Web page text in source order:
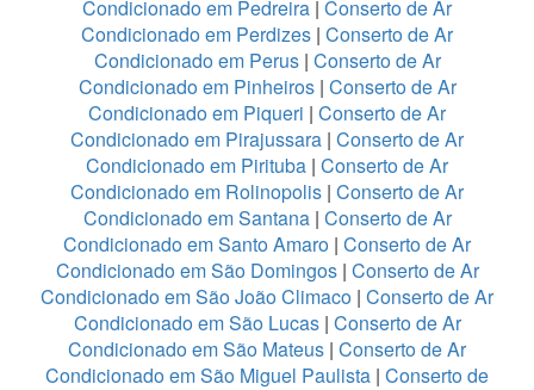
Condicionado em Pedreira | Conserto de Ar
Condicionado em Perdizes | Conserto de Ar
Condicionado em Perus| Conserto de Ar
Condicionado em Pinheiros| Conserto de Ar
Condicionado em Piqueri | Conserto de Ar
Condicionado em Pirajussara | Conserto de Ar
Condicionado em Pirituba | Conserto de Ar
Condicionado em Rolinopolis | Conserto de Ar
Condicionado em Santana| Conserto de Ar
Condicionado em Santo Amaro | Conserto de Ar
Condicionado em São Domingos| Conserto de Ar
Condicionado em São João Climaco | Conserto de Ar
Condicionado em São Lucas| Conserto de Ar
Condicionado em São Mateus | Conserto de Ar
Condicionado em São Miguel Paulista | Conserto de